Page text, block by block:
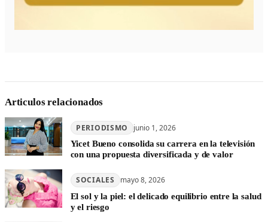
Articulos relacionados
PERIODISMO junio 1, 2026
Yicet Bueno consolida su carrera en la televisión
con una propuesta diversificada y de valor
SOCIALES mayo 8, 2026
El sol y la piel: el delicado equilibrio entre la salud
y el riesgo